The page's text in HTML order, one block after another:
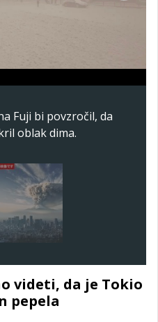
Fuji bi povzročil, da
oblak dima.
videti, da je Tokio
pepela